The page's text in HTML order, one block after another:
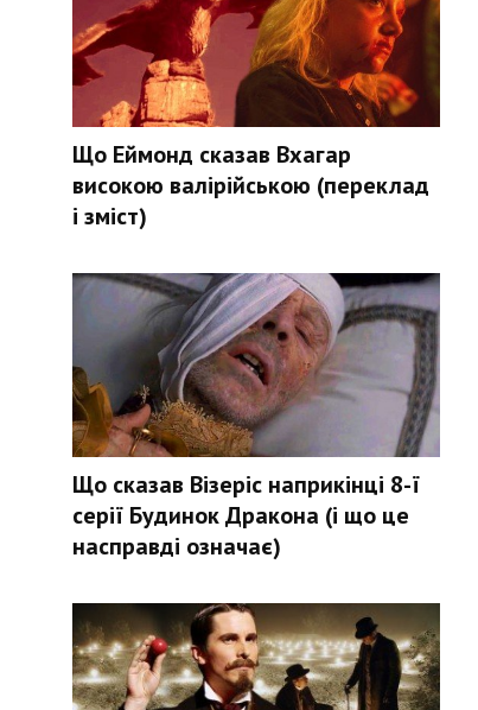
Що Еймонд сказав Вхагар
високою валірійською (переклад
і зміст)
Що сказав Візеріс наприкінці 8-ї
серії Будинок Дракона (і що це
насправді означає)